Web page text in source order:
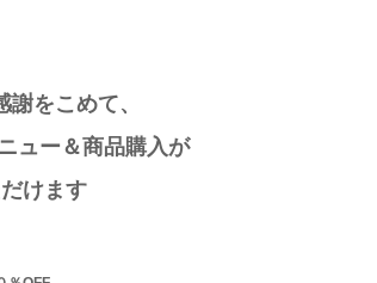
をこめて、
ュー＆商品購入が
けます